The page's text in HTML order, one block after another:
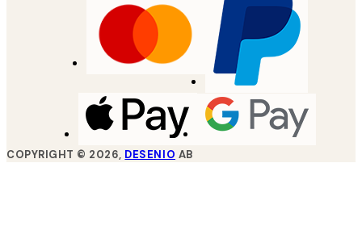
COPYRIGHT © 2026, DESENIO AB